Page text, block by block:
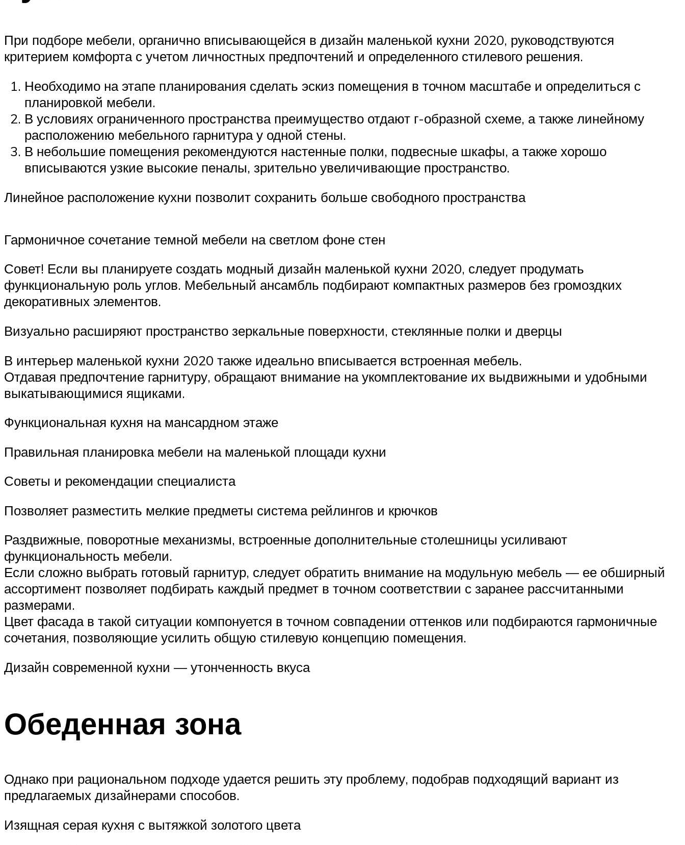
При подборе мебели, органично вписывающейся в дизайн маленькой кухни 2020, руководствуются
критерием комфорта с учетом личностных предпочтений и определенного стилевого решения.
Необходимо на этапе планирования сделать эскиз помещения в точном масштабе и определиться с
планировкой мебели.
В условиях ограниченного пространства преимущество отдают г-образной схеме, а также линейному
расположению мебельного гарнитура у одной стены.
В небольшие помещения рекомендуются настенные полки, подвесные шкафы, а также хорошо
вписываются узкие высокие пеналы, зрительно увеличивающие пространство.
Линейное расположение кухни позволит сохранить больше свободного пространства
Гармоничное сочетание темной мебели на светлом фоне стен
Совет! Если вы планируете создать модный дизайн маленькой кухни 2020, следует продумать
функциональную роль углов. Мебельный ансамбль подбирают компактных размеров без громоздких
декоративных элементов.
Визуально расширяют пространство зеркальные поверхности, стеклянные полки и дверцы
В интерьер маленькой кухни 2020 также идеально вписывается встроенная мебель.
Отдавая предпочтение гарнитуру, обращают внимание на укомплектование их выдвижными и удобными
выкатывающимися ящиками.
Функциональная кухня на мансардном этаже
Правильная планировка мебели на маленькой площади кухни
Советы и рекомендации специалиста
Позволяет разместить мелкие предметы система рейлингов и крючков
Раздвижные, поворотные механизмы, встроенные дополнительные столешницы усиливают
функциональность мебели.
Если сложно выбрать готовый гарнитур, следует обратить внимание на модульную мебель — ее обширный
ассортимент позволяет подбирать каждый предмет в точном соответствии с заранее рассчитанными
размерами.
Цвет фасада в такой ситуации компонуется в точном совпадении оттенков или подбираются гармоничные
сочетания, позволяющие усилить общую стилевую концепцию помещения.
Дизайн современной кухни — утонченность вкуса
Обеденная зона
Однако при рациональном подходе удается решить эту проблему, подобрав подходящий вариант из
предлагаемых дизайнерами способов.
Изящная серая кухня с вытяжкой золотого цвета